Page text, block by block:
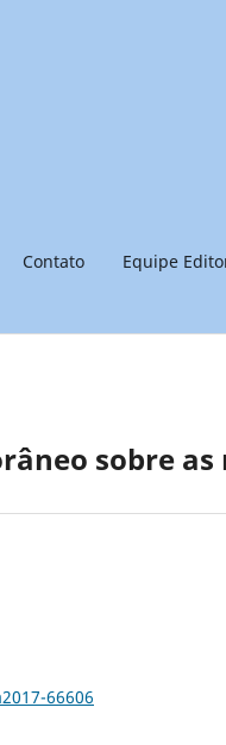
Contato Equipe
sobre
66606